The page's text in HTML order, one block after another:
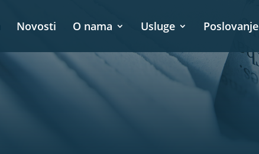
Novosti O nama Usluge Poslovanje